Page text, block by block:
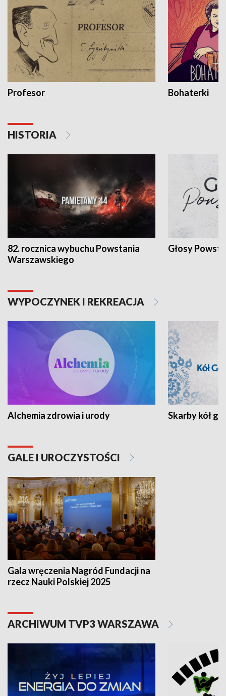
Profesor Bohaterki
HISTORIA
82. rocznica wybuchu Powstania
Warszawskiego
Głosy
WYPOCZYNEK I REKREACJA
Alchemia zdrowia i urody Skarby kół
GALE I UROCZYSTOŚCI
Gala wręczenia Nagród Fundacji na
rzecz Nauki Polskiej 2025
ARCHIWUM TVP3 WARSZAWA